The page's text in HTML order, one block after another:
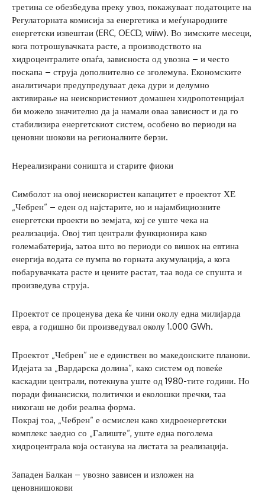
третина се обезбедува преку увоз, покажуваат податоците на
Регулаторната комисија за енергетика и меѓународните
енергетски извештаи (ERC, OECD, wiiw). Во зимските месеци,
кога потрошувачката расте, а производството на
хидроцентралите опаѓа, зависноста од увозна – и често
поскапа – струја дополнително се зголемува. Економските
аналитичари предупредуваат дека дури и делумно
активирање на неискористениот домашен хидропотенцијал
би можело значително да ја намали оваа зависност и да го
стабилизира енергетскиот систем, особено во периоди на
ценовни шокови на регионалните берзи.
Нереализирани соништа и старите фиоки
Симболот на овој неискористен капацитет е проектот ХЕ
„Чебрен“ – еден од најстарите, но и најамбициозните
енергетски проекти во земјата, кој се уште чека на
реализација. Овој тип централи функционира како
големабатерија, затоа што во периоди со вишок на евтина
енергија водата се пумпа во горната акумулација, а кога
побарувачката расте и цените растат, таа вода се спушта и
произведува струја.
Проектот се проценува дека ќе чини околу една милијарда
евра, а годишно би произведувал околу 1.000 GWh.
Проектот „Чебрен“ не е единствен во македонските планови.
Идејата за „Вардарска долина“, како систем од повеќе
каскадни централи, потекнува уште од 1980-тите години. Но
поради финансиски, политички и еколошки пречки, таа
никогаш не доби реална форма.
Покрај тоа, „Чебрен“ е осмислен како хидроенергетски
комплекс заедно со „Галиште“, уште една поголема
хидроцентрала која останува на листата за реализација.
Западен Балкан – увозно зависен и изложен на
ценовнишокови